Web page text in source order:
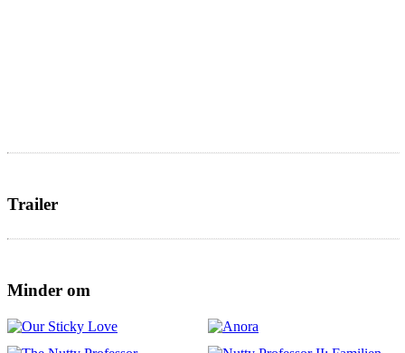
Trailer
Minder om